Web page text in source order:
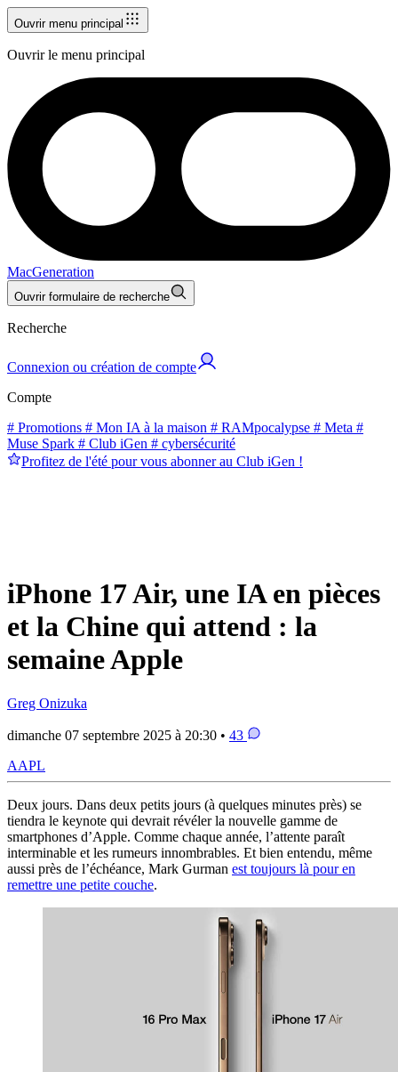
Ouvrir menu principal
Ouvrir le menu principal
MacGeneration
Ouvrir formulaire de recherche
Recherche
Connexion ou création de compte
Compte
# Promotions # Mon IA à la maison # RAMpocalypse # Meta #
Muse Spark # Club iGen # cybersécurité
Profitez de l'été pour vous abonner au Club iGen !
iPhone 17 Air, une IA en pièces
et la Chine qui attend : la
semaine Apple
Greg Onizuka
dimanche 07 septembre 2025 à 20:30 • 43
AAPL
Deux jours. Dans deux petits jours (à quelques minutes près) se
tiendra le keynote qui devrait révéler la nouvelle gamme de
smartphones d’Apple. Comme chaque année, l’attente paraît
interminable et les rumeurs innombrables. Et bien entendu, même
aussi près de l’échéance, Mark Gurman est toujours là pour en
remettre une petite couche.